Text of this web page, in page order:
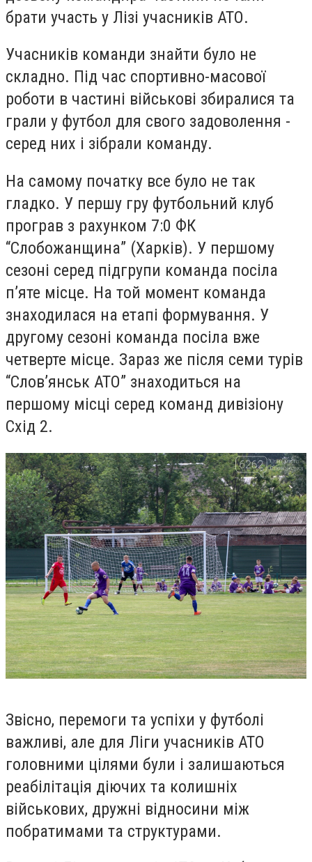
брати участь у Лізі учасників АТО.
Учасників команди знайти було не
складно. Під час спортивно-масової
роботи в частині військові збиралися та
грали у футбол для свого задоволення -
серед них і зібрали команду.
На самому початку все було не так
гладко. У першу гру футбольний клуб
програв з рахунком 7:0 ФК
“Слобожанщина” (Харків). У першому
сезоні серед підгрупи команда посіла
п’яте місце. На той момент команда
знаходилася на етапі формування. У
другому сезоні команда посіла вже
четверте місце. Зараз же після семи турів
“Слов’янськ АТО” знаходиться на
першому місці серед команд дивізіону
Схід 2.
Звісно, перемоги та успіхи у футболі
важливі, але для Ліги учасників АТО
головними цілями були і залишаються
реабілітація діючих та колишніх
військових, дружні відносини між
побратимами та структурами.